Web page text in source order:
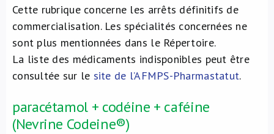
Cette rubrique concerne les arrêts définitifs de
commercialisation. Les spécialités concernées ne
sont plus mentionnées dans le Répertoire.
La liste des médicaments indisponibles peut être
consultée sur le site de l’AFMPS-Pharmastatut.
paracétamol + codéine + caféine
(Nevrine Codeine®)